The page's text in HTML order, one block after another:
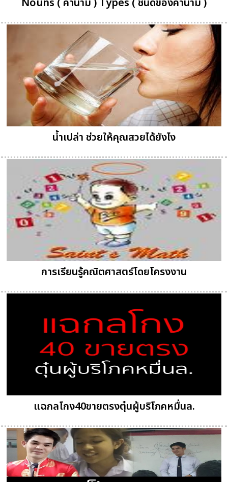
Nouns ( คำนาม ) Types ( ชนิดของคำนาม )
น้ำเปล่า ช่วยให้คุณสวยได้ยังไง
การเรียนรู้คณิตศาสตร์โดยโครงงาน
แฉกลโกง40ขายตรงตุ๋นผู้บริโภคหมื่นล.